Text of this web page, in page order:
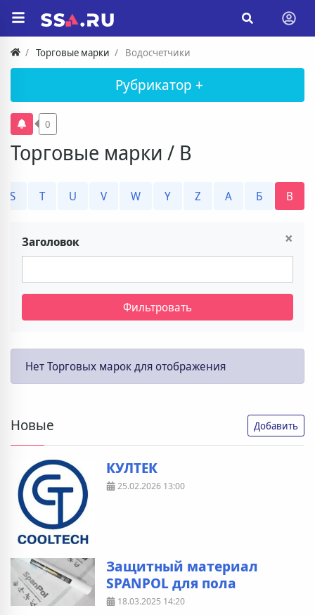
Торговые марки Водосчетчики
Рубрикатор +
Торговые марки / В
0
S T U V W Y Z А Б В
×
Заголовок
Фильтровать
Нет Торговых марок для отображения
Новые Добавить
КУЛТЕК
25.02.2026 13:00
Защитный материал
SPANPOL для пола
18.03.2025 14:20